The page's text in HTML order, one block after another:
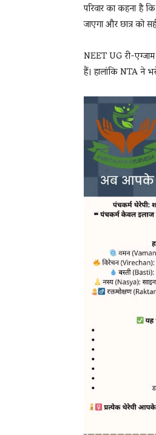
परिवार का कहना है
जाएगा और छात्र को
NEET UG री-
हैं। हालांकि NTA ने